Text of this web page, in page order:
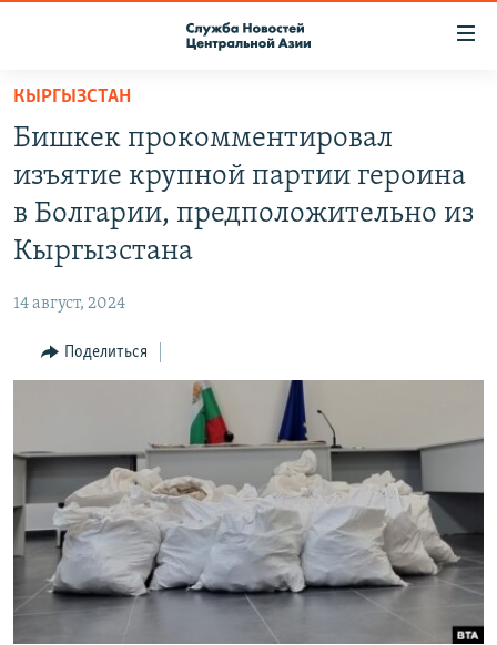
Вернуться
основному
содержанию
Вернутся
главной
Вернутся
поиску
КОНТАКТЫ
RFE/RL ДИРЕКТ
МИГРАНТ МЕДИА
КЫРГЫЗСТАН
Бишкек прокомментировал
изъятие крупной партии героина
в Болгарии, предположительно из
Кыргызстана
14 август, 2024
Поделиться